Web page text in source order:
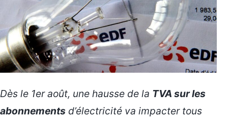
Dès le 1er août, une hausse de la TVA sur les
abonnements d’électricité va impacter tous